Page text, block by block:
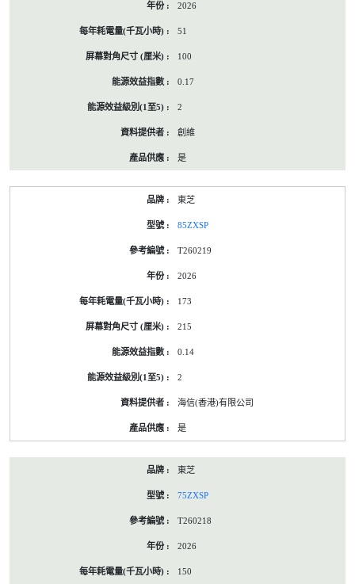
2026
51
100
0.17
2
創維
是
東芝
85ZXSP
T260219
2026
173
215
0.14
2
海信(香港)有限公司
是
東芝
75ZXSP
T260218
2026
150